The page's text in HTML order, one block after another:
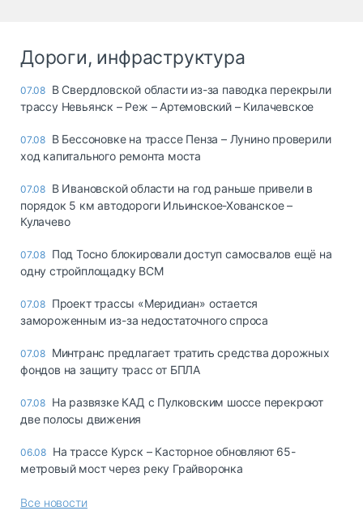
Дороги, инфраструктура
07.08 В Свердловской области из-за паводка перекрыли
трассу Невьянск – Реж – Артемовский – Килачевское
07.08 В Бессоновке на трассе Пенза – Лунино проверили
ход капитального ремонта моста
07.08 В Ивановской области на год раньше привели в
порядок 5 км автодороги Ильинское-Хованское –
Кулачево
07.08 Под Тосно блокировали доступ самосвалов ещё на
одну стройплощадку ВСМ
07.08 Проект трассы «Меридиан» остается
замороженным из-за недостаточного спроса
07.08 Минтранс предлагает тратить средства дорожных
фондов на защиту трасс от БПЛА
07.08 На развязке КАД с Пулковским шоссе перекроют
две полосы движения
06.08 На трассе Курск – Касторное обновляют 65-
метровый мост через реку Грайворонка
Все новости